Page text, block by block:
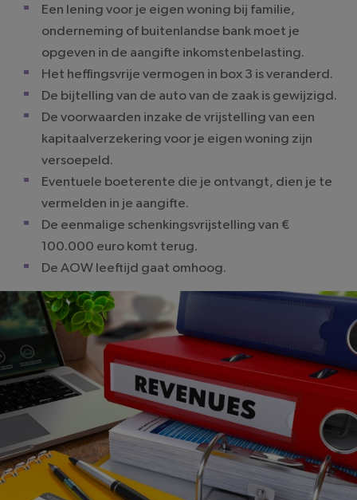
Een lening voor je eigen woning bij familie,
onderneming of buitenlandse bank moet je
opgeven in de aangifte inkomstenbelasting.
Het heffingsvrije vermogen in box 3 is veranderd.
De bijtelling van de auto van de zaak is gewijzigd.
De voorwaarden inzake de vrijstelling van een
kapitaalverzekering voor je eigen woning zijn
versoepeld.
Eventuele boeterente die je ontvangt, dien je te
vermelden in je aangifte.
De eenmalige schenkingsvrijstelling van €
100.000 euro komt terug.
De AOW leeftijd gaat omhoog.